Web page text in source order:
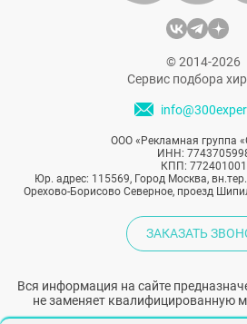
© 2014-2026
Сервис подбора
ООО «Рекламная группа
ИНН:
КПП: 772401001
Юр. адрес: 115569, Город Москва,
Орехово-Борисово Северное, проезд
ЗАКАЗАТЬ
Вся информация на сайте
не заменяет квалифицированную